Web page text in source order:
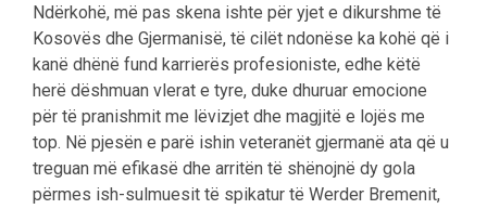
Ndërkohë, më pas skena ishte për yjet e dikurshme të
Kosovës dhe Gjermanisë, të cilët ndonëse ka kohë që i
kanë dhënë fund karrierës profesioniste, edhe këtë
herë dëshmuan vlerat e tyre, duke dhuruar emocione
për të pranishmit me lëvizjet dhe magjitë e lojës me
top. Në pjesën e parë ishin veteranët gjermanë ata që u
treguan më efikasë dhe arritën të shënojnë dy gola
përmes ish-sulmuesit të spikatur të Werder Bremenit,